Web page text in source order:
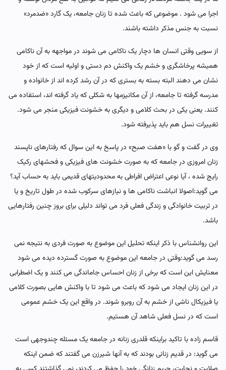
اجرا می شود . موضوعی که باعث شده تا زنان جامعه، یک گارد «ضدمرد»
نسبت به جنس مذکر داشته باشند.
از سویی وقتی انسان ها دچار یک ناکامی می شوند در مواجهه به آن ناکامی
همیشه پرخاشگری و خشم یک واکنش دم دستی و اولیه است که از خود
نشان می دهند البته بسته به بستری که در آن رشد کرده اند از خانواده و
مدرسه گرفته تا جامعه، از آن مکانیزمها به شکلی که یاد گرفته اند، استفاده می
کنند. یعنی یکی در بحث کلامی و دیگری به خشونت فیزیکی منجر می شود.
تغییرات نسل هم باید پذیرفته شود.
وی در گفت و گو با «هفت صبح» در پاسخ به این سوال که رفتارهای ناپسند
زنان امروزی در جامعه که به صورت خشونت های فیزیکی و فحشهای رکیک
رایج شده ، آیا نوعی اعتراض افراطی به محدودیتهای قدیمی باید به حساب آید؟
می گوید:اصولا انباشت ناکامی ها و نیازهای سرکوب شده در طول تاریخ و یا
در تربیت خانوادگی و زندگی فعلی فرد می تواند دلیلی برای بروز چنین رفتارهایی
باشد.
این روانشناس با ذکر اینکه تحلیل این موضوع به صورت فردی به نتیجه نمی
رسد می گوید:وقتی در جامعه این موضوع به صورت گسترده دیده می شود
معنایش این است که برخی از زنان احساس جاماندگی می کنند و یک اضطرابی
در این زنان ایجاد می شود که باعث می شود تا با واکنش هایی بصورت کلامی
یا فیزیکال ناشی از خشم به آن روبرو شوند. در واقع این یک خشم عمومی
است که در نسل فعلی شاهد آن هستیم.
قاسم زاده با تاکید براینکه قلدری زنانه در جامعه یک مسئله چندوجهی است
می گوید: در قدیم زنانی بودند که به آنها شیرزن می گفتند که ضمن اینکه